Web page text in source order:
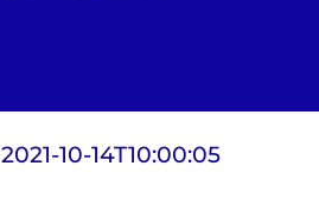
2021-10-14T10:00:05